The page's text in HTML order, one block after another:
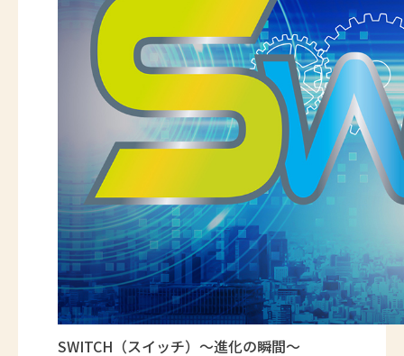
SWITCH（スイッチ）～進化の瞬間～